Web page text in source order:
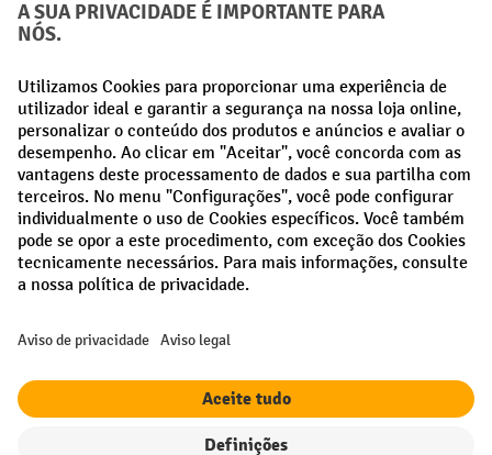
Métodos de pagamento
Creditcard (Master)Creditcard (Visa)Pré-pagamento
Redes sociais
Facebook
LinkedIn
Instagram
Proteção de dados Definições de privacidade
Todos os preços excl. IVA maiscustos de envio
entrega, se não indicado o contrário.